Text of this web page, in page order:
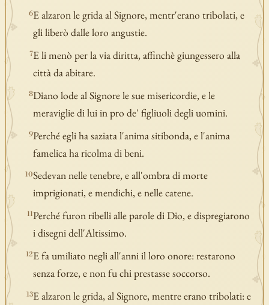
6E alzaron le grida al Signore, mentr'erano tribolati, e
gli liberò dalle loro angustie.
7E li menò per la via diritta, affinchè giungessero alla
città da abitare.
8Diano lode al Signore le sue misericordie, e le
meraviglie di lui in pro de' figliuoli degli uomini.
9Perché egli ha saziata l'anima sitibonda, e l'anima
famelica ha ricolma di beni.
10Sedevan nelle tenebre, e all'ombra di morte
imprigionati, e mendichi, e nelle catene.
11Perché furon ribelli alle parole di Dio, e dispregiarono
i disegni dell'Altissimo.
12E fa umiliato negli all'anni il loro onore: restarono
senza forze, e non fu chi prestasse soccorso.
13E alzaron le grida, al Signore, mentre erano tribolati: e